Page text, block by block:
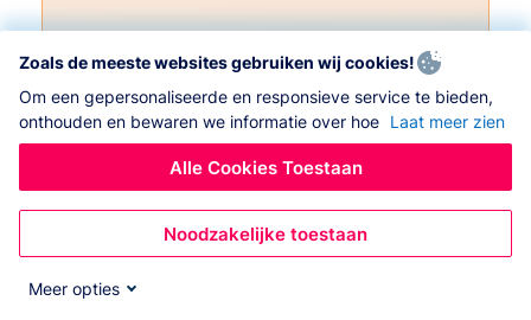
Zoals de meeste websites gebruiken wij cookies!
Om een gepersonaliseerde en responsieve service te bieden,
onthouden en bewaren we informatie over hoe Laat meer zien
Alle Cookies Toestaan
Noodzakelijke toestaan
Meer opties